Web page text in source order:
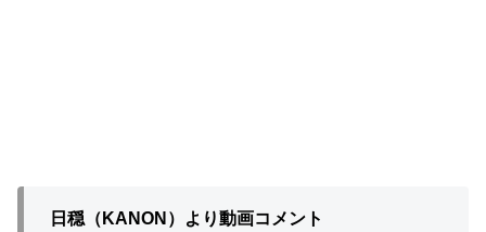
日穏（KANON）より動画コメント